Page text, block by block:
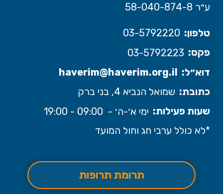
ע״ר 58-040-874-8
טלפון: 03-5792220
פקס: 03-5792223
דוא״ל:
haverim@haverim.org.il
כתובת: שמואל הנביא 4, בני ברק
שעות פעילות: ימי א׳-ה׳ - 09:00 - 19:00
*לא כולל ערבי חג וחול המועד
תרומת תרופות